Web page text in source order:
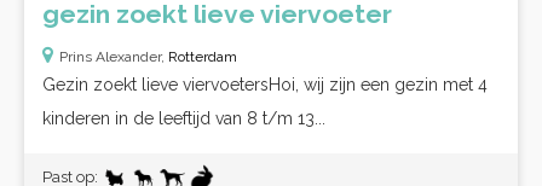
gezin zoekt lieve viervoeter
Prins Alexander, Rotterdam
Gezin zoekt lieve viervoetersHoi, wij zijn een gezin met 4
kinderen in de leeftijd van 8 t/m 13...
Past op: